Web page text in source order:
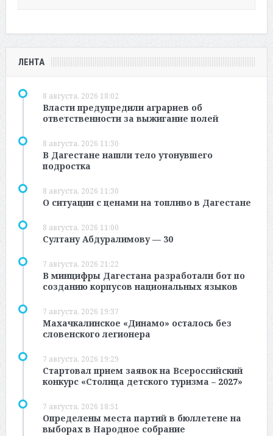
ЛЕНТА
8 августа, 2026 18:02
Власти предупредили аграриев об
ответственности за выжигание полей
8 августа, 2026 11:30
В Дагестане нашли тело утонувшего
подростка
8 августа, 2026 11:30
О ситуации с ценами на топливо в Дагестане
8 августа, 2026 11:00
Султану Абдуралимову — 30
7 августа, 2026 21:22
В минцифры Дагестана разработали бот по
созданию корпусов национальных языков
7 августа, 2026 19:37
Махачкалинское «Динамо» осталось без
словенского легионера
7 августа, 2026 19:29
Стартовал прием заявок на Всероссийский
конкурс «Столица детского туризма – 2027»
7 августа, 2026 18:51
Определены места партий в бюллетене на
выборах в Народное собрание